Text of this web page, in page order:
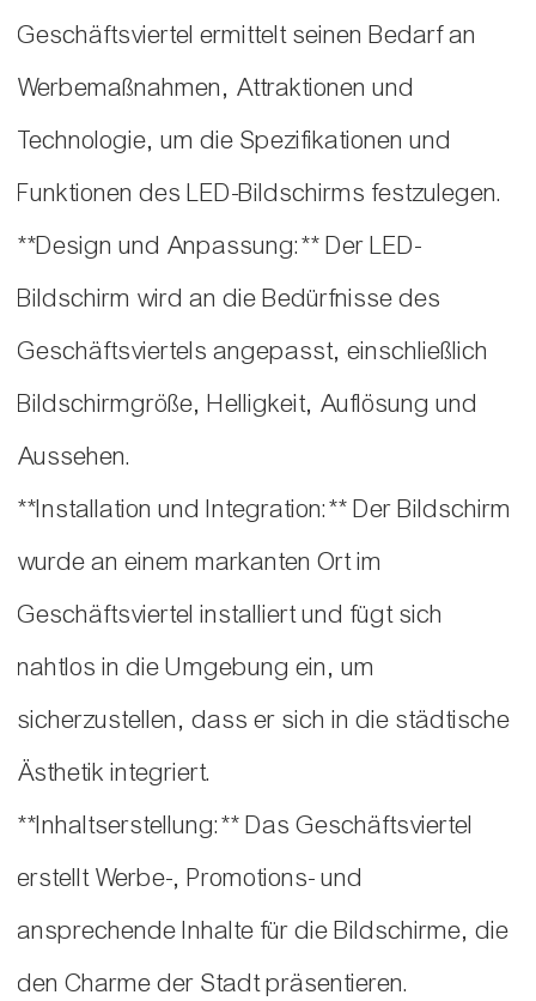
Geschäftsviertel ermittelt seinen Bedarf an
Werbemaßnahmen, Attraktionen und
Technologie, um die Spezifikationen und
Funktionen des LED-Bildschirms festzulegen.
**Design und Anpassung:** Der LED-
Bildschirm wird an die Bedürfnisse des
Geschäftsviertels angepasst, einschließlich
Bildschirmgröße, Helligkeit, Auflösung und
Aussehen.
**Installation und Integration:** Der Bildschirm
wurde an einem markanten Ort im
Geschäftsviertel installiert und fügt sich
nahtlos in die Umgebung ein, um
sicherzustellen, dass er sich in die städtische
Ästhetik integriert.
**Inhaltserstellung:** Das Geschäftsviertel
erstellt Werbe-, Promotions- und
ansprechende Inhalte für die Bildschirme, die
den Charme der Stadt präsentieren.